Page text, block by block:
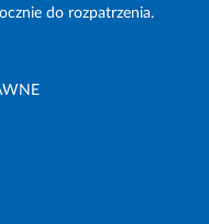
do rozpatrzenia.